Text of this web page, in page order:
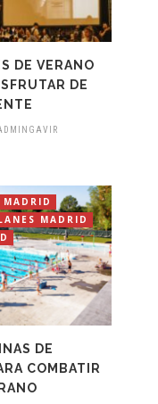
DE VERANO
DE
MADRID
DE
COMBATIR